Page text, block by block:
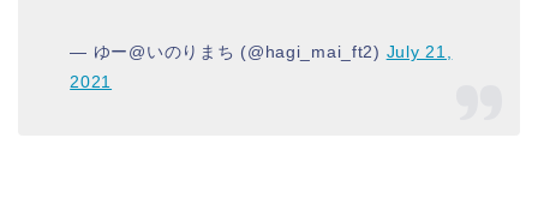
— ゆー@いのりまち (@hagi_mai_ft2) July 21,
2021